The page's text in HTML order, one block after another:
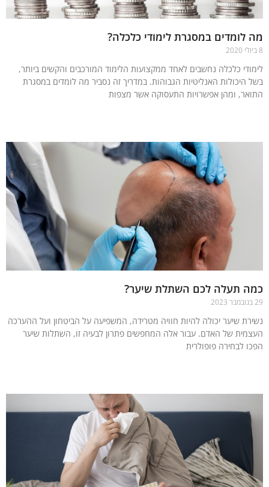
לומדים במסגרת לימודי כלכלה?
כלכלה נחשבים לאחד ממקצועות הלימוד המורכבים והקשים ביותר,
היכולות האנליטיות הגבוהות. במדריך זה נסביר מה לומדים במסגרת
ומהן אפשרויות התעסוקה אשר מצפות
תעלה לכם השתלת שיער?
שיער יכולה להיות חוויה מטרידה, המשפיעה על הביטחון ועל ההערכה
של האדם. עבור אלה המחפשים פתרון לבעיה זו, השתלות שיער
לבחירה פופולרית